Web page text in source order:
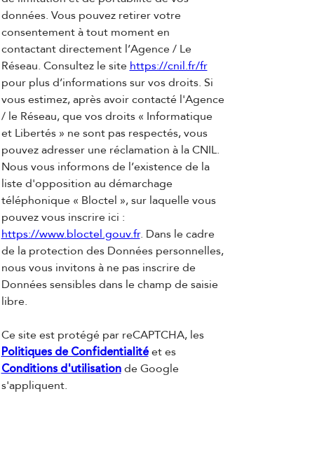
données. Vous pouvez retirer votre
consentement à tout moment en
contactant directement l’Agence / Le
Réseau. Consultez le site https://cnil.fr/fr
pour plus d’informations sur vos droits. Si
vous estimez, après avoir contacté l'Agence
/ le Réseau, que vos droits « Informatique
et Libertés » ne sont pas respectés, vous
pouvez adresser une réclamation à la CNIL.
Nous vous informons de l’existence de la
liste d'opposition au démarchage
téléphonique « Bloctel », sur laquelle vous
pouvez vous inscrire ici :
https://www.bloctel.gouv.fr. Dans le cadre
de la protection des Données personnelles,
nous vous invitons à ne pas inscrire de
Données sensibles dans le champ de saisie
libre.
Ce site est protégé par reCAPTCHA, les
Politiques de Confidentialitéet es
Conditions d'utilisationde Google
s'appliquent.